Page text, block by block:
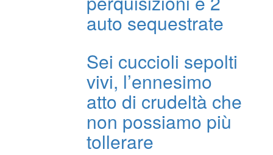
auto sequestrate
Sei cuccioli sepolti
vivi, l’ennesimo
atto di crudeltà che
non possiamo più
tollerare